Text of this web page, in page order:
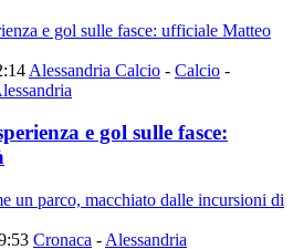
Alessandria Calcio - Calcio -
e gol sulle fasce:
Cronaca - Alessandria